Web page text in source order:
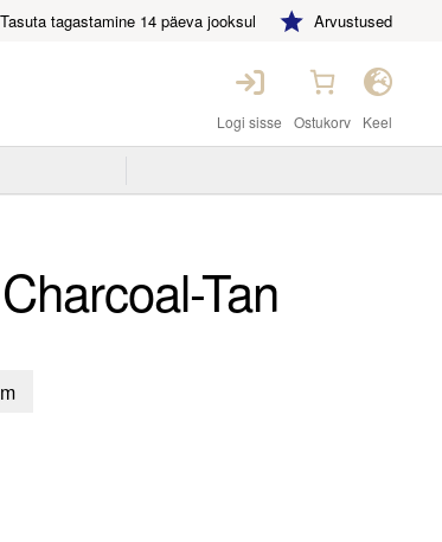
Tasuta tagastamine 14 päeva jooksul Arvustused
Logi sisse Ostukorv Keel
Tan